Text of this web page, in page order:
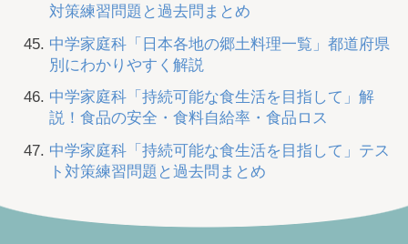
対策練習問題と過去問まとめ
中学家庭科「日本各地の郷土料理一覧」都道府県
別にわかりやすく解説
中学家庭科「持続可能な食生活を目指して」解
説！食品の安全・食料自給率・食品ロス
中学家庭科「持続可能な食生活を目指して」テス
ト対策練習問題と過去問まとめ